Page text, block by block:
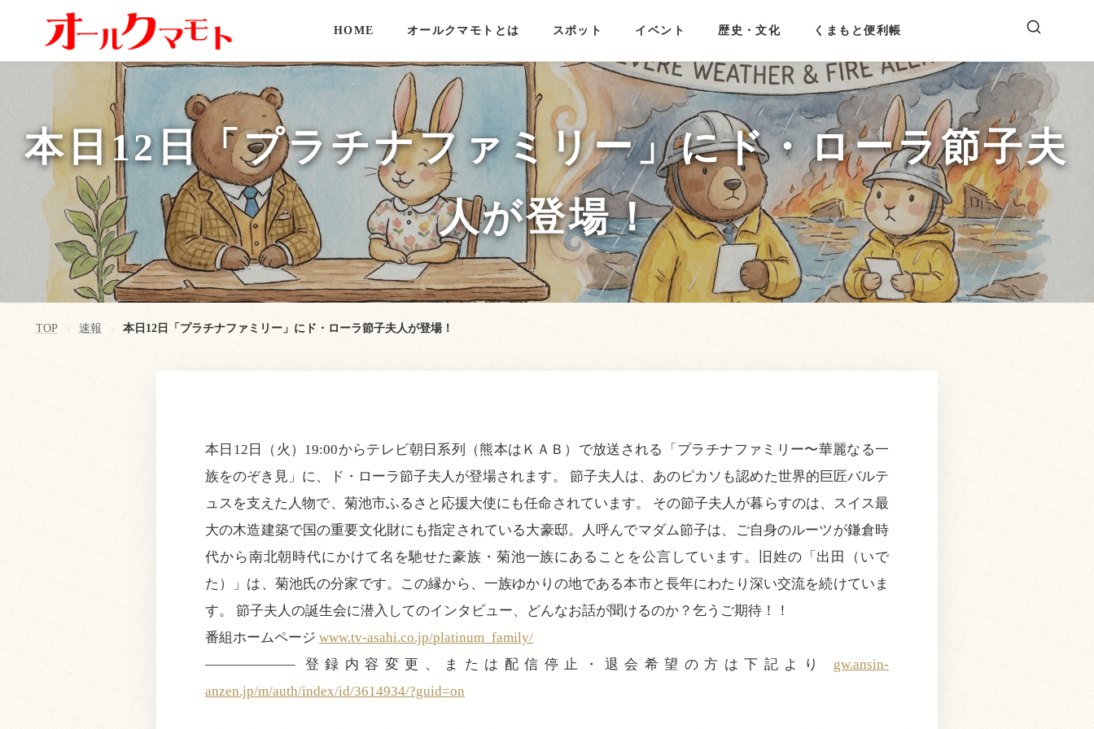
HOME オールクマモトとは スポット イベント 歴史・文化 くまもと便利帳
本日12日「プラチナファミリー」にド・ローラ節子夫
人が登場！
TOP > 速報 > 本日12日「プラチナファミリー」にド・ローラ節子夫人が登場！
本日12日（火）19:00からテレビ朝日系列（熊本はＫＡＢ）で放送される「プラチナファミリー〜華麗なる一
族をのぞき見」に、ド・ローラ節子夫人が登場されます。 節子夫人は、あのピカソも認めた世界的巨匠バルテ
ュスを支えた人物で、菊池市ふるさと応援大使にも任命されています。 その節子夫人が暮らすのは、スイス最
大の木造建築で国の重要文化財にも指定されている大豪邸。人呼んでマダム節子は、ご自身のルーツが鎌倉時
代から南北朝時代にかけて名を馳せた豪族・菊池一族にあることを公言しています。旧姓の「出田（いで
た）」は、菊池氏の分家です。この縁から、一族ゆかりの地である本市と長年にわたり深い交流を続けていま
す。 節子夫人の誕生会に潜入してのインタビュー、どんなお話が聞けるのか？乞うご期待！！
番組ホームページ www.tv-asahi.co.jp/platinum_family/
——————– 登録内容変更、または配信停止・退会希望の方は下記より gw.ansin-
anzen.jp/m/auth/index/id/3614934/?guid=on